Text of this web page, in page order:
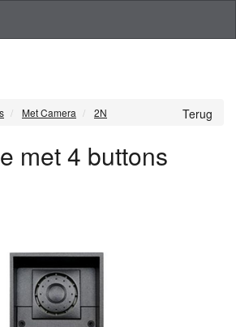
Terug
Met Camera 2N
met 4 buttons